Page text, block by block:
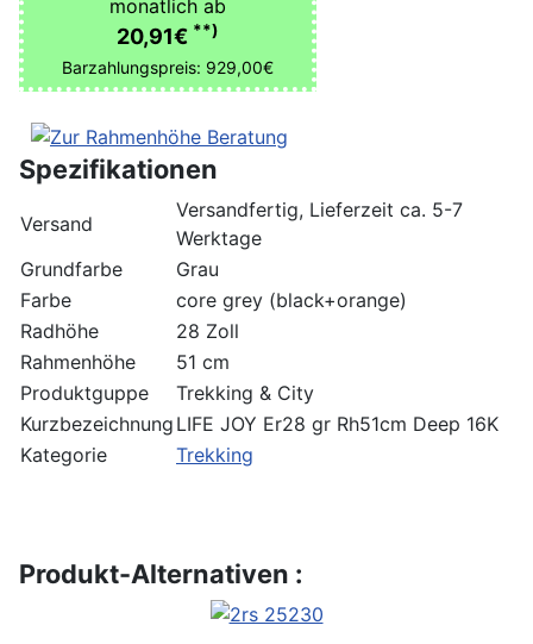
monatlich ab
20,91€ **)
Barzahlungspreis: 929,00€
Spezifikationen
Versand
Versandfertig, Lieferzeit ca. 5-7
Werktage
Grundfarbe
Grau
Farbe
core grey (black+orange)
Radhöhe
28 Zoll
Rahmenhöhe
51 cm
Produktguppe
Trekking & City
Kurzbezeichnung LIFE JOY Er28 gr Rh51cm Deep 16K
Kategorie
Trekking
Produkt-Alternativen :